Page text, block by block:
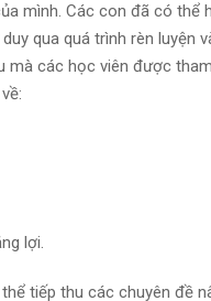
mình. Các con đã có thể
qua quá trình rèn luyện
mà các học viên được
lợi.
tiếp thu các chuyên đề